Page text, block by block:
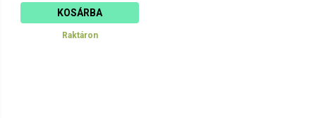
KOSÁRBA
Raktáron